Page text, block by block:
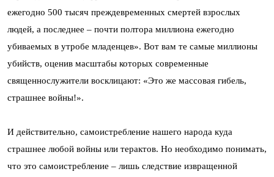
ежегодно 500 тысяч преждевременных смертей взрослых
людей, а последнее – почти полтора миллиона ежегодно
убиваемых в утробе младенцев». Вот вам те самые миллионы
убийств, оценив масштабы которых современные
священнослужители восклицают: «Это же массовая гибель,
страшнее войны!».
И действительно, самоистребление нашего народа куда
страшнее любой войны или терактов. Но необходимо понимать,
что это самоистребление – лишь следствие извращенной